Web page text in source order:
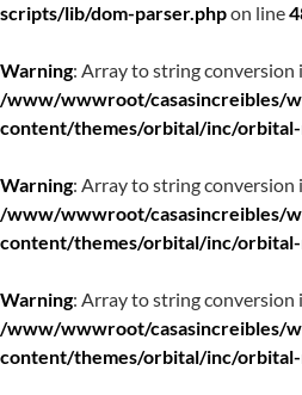
scripts/lib/dom-parser.phpon line
Warning: Array to string conversion
/www/wwwroot/casasincreibles/
content/themes/orbital/inc/
Warning: Array to string conversion
/www/wwwroot/casasincreibles/
content/themes/orbital/inc/
Warning: Array to string conversion
/www/wwwroot/casasincreibles/
content/themes/orbital/inc/